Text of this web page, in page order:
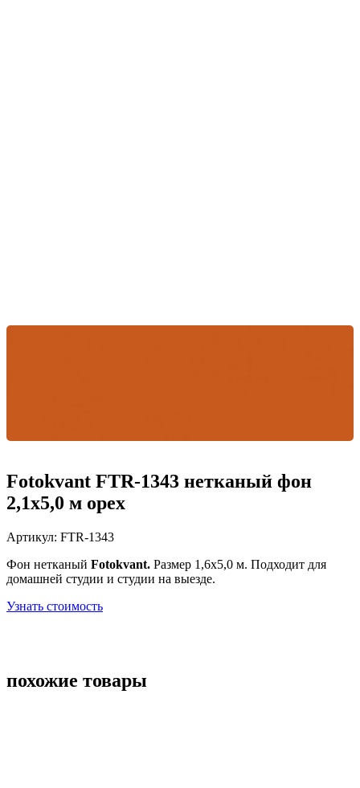
Fotokvant FTR-1343 нетканый фон
2,1х5,0 м орех
Артикул: FTR-1343
Фон нетканый Fotokvant. Размер 1,6х5,0 м. Подходит для
домашней студии и студии на выезде.
Узнать стоимость
похожие товары